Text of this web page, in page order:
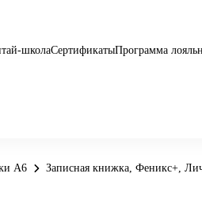
школаСертификатыПрограмма
А6 Записная книжка, Феникс+,